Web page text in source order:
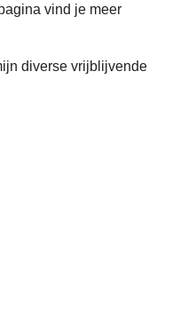
vind je meer
diverse vrijblijvende